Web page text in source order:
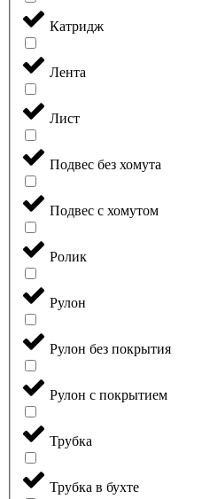
Катридж
Лента
Лист
Подвес без хомута
Подвес с хомутом
Ролик
Рулон
Рулон без покрытия
Рулон с покрытием
Трубка
Трубка в бухте